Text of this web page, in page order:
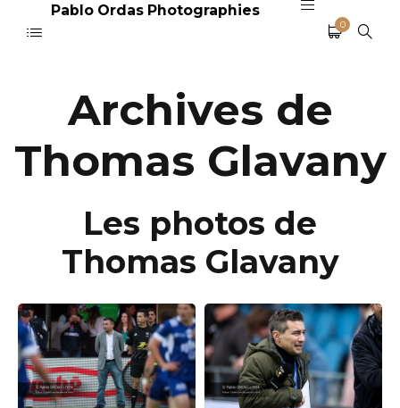
Pablo Ordas Photographies
0
Archives de
Thomas Glavany
Les photos de
Thomas Glavany